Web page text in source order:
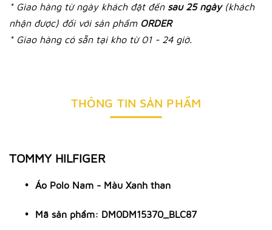
* Giao hàng từ ngày khách đặt đến sau 25 ngày (khách
nhận được) đối với sản phẩm ORDER
* Giao hàng có sẵn tại kho từ 01 - 24 giờ.
THÔNG TIN SẢN PHẨM
TOMMY HILFIGER
Áo Polo Nam - Màu Xanh than
Mã sản phẩm: DM0DM15370_BLC87